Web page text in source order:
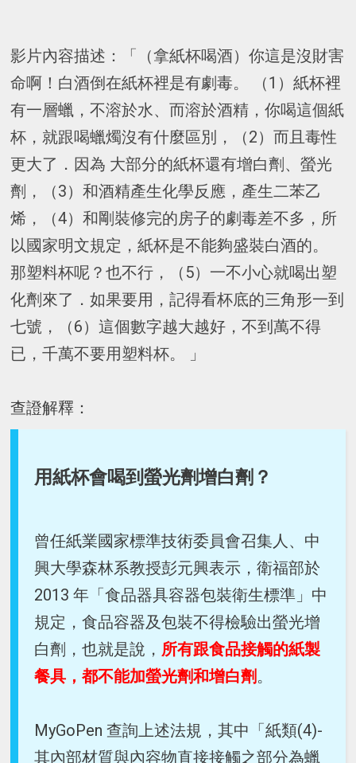
影片內容描述：「（拿紙杯喝酒）你這是沒財害
命啊！白酒倒在紙杯裡是有劇毒。 （1）紙杯裡
有一層蠟，不溶於水、而溶於酒精，你喝這個紙
杯，就跟喝蠟燭沒有什麼區別，（2）而且毒性
更大了．因為 大部分的紙杯還有增白劑、螢光
劑，（3）和酒精產生化學反應，產生二苯乙
烯，（4）和剛裝修完的房子的劇毒差不多，所
以國家明文規定，紙杯是不能夠盛裝白酒的。
那塑料杯呢？也不行，（5）一不小心就喝出塑
化劑來了．如果要用，記得看杯底的三角形一到
七號，（6）這個數字越大越好，不到萬不得
已，千萬不要用塑料杯。 」
查證解釋：
用紙杯會喝到螢光劑增白劑？
曾任紙業國家標準技術委員會召集人、中
興大學森林系教授彭元興表示，衛福部於
2013 年「食品器具容器包裝衛生標準」中
規定，食品容器及包裝不得檢驗出螢光增
白劑，也就是說， 所有跟食品接觸的紙製
餐具，都不能加螢光劑和增白劑 。
MyGoPen 查詢上述法規，其中「紙類(4)-
其內部材質與內容物直接接觸之部分為蠟